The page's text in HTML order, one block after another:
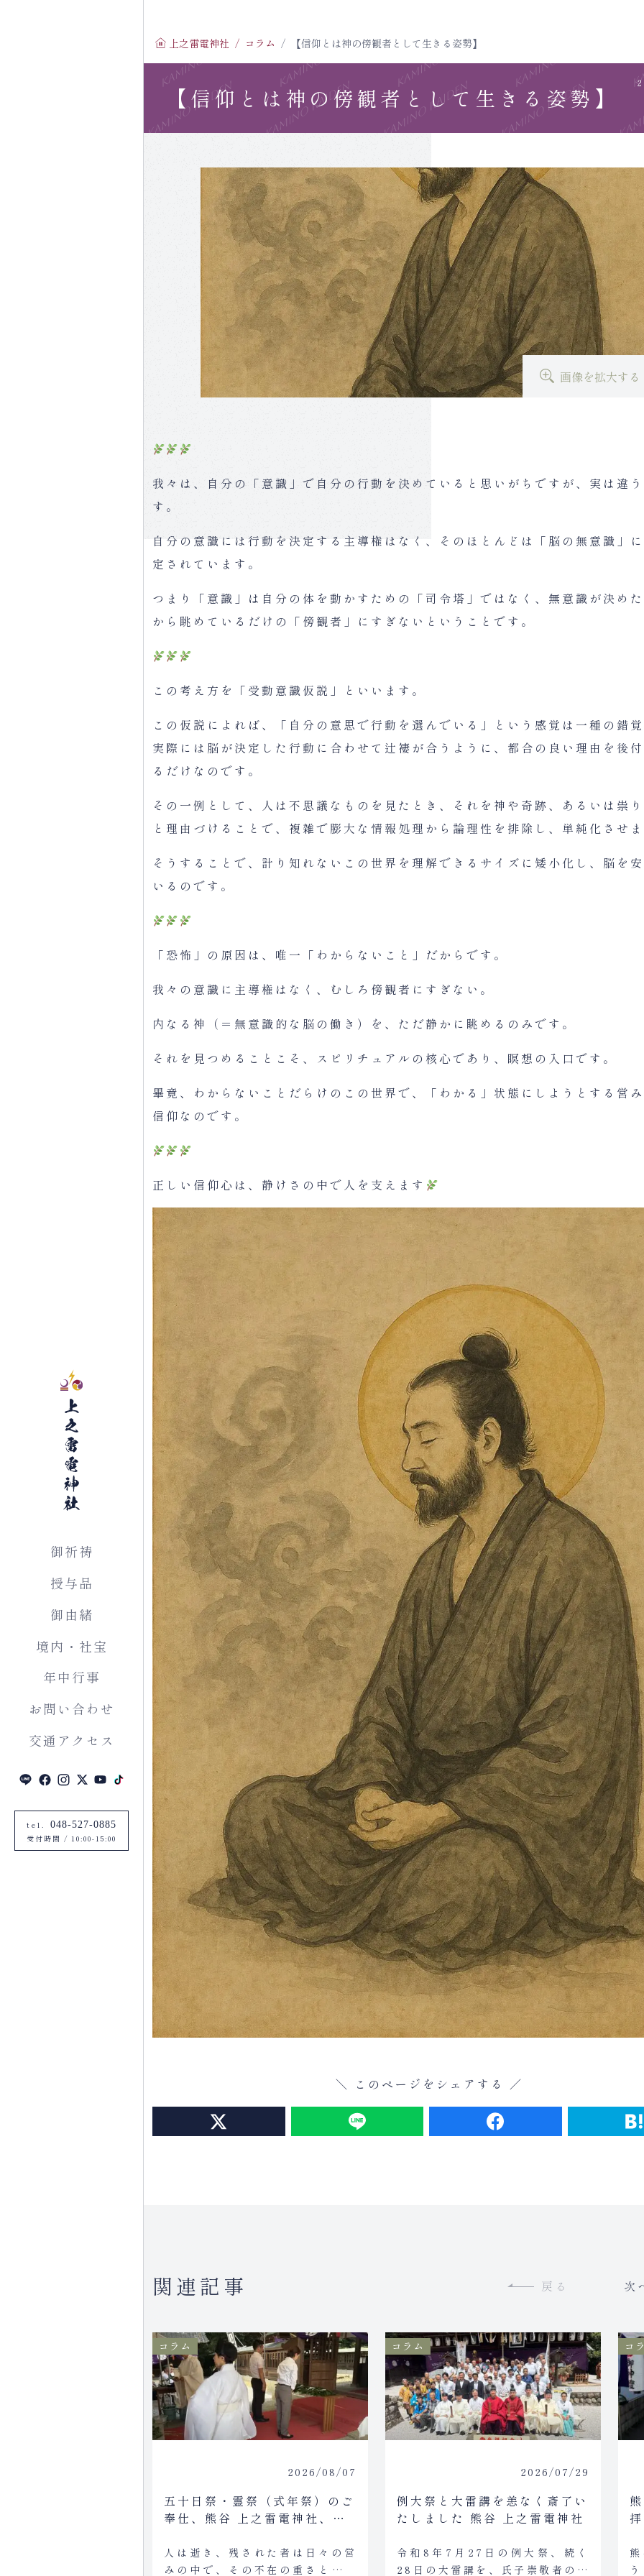
御祈祷
授与品
御由緒
境内・社宝
年中行事
お問い合わせ
交通アクセス
tel.
048-527-0885
受付時間 / 10:00-15:00
上之雷電神社 コラム 【信仰とは神の傍観者として生きる姿勢】
【信仰とは神の傍観者として生きる姿勢】
画像を拡大する
我々は、自分の「意識」で自分の行動を決めていると思いがちですが、実は違
す。
自分の意識には行動を決定する主導権はなく、そのほとんどは「脳の無意識」
定されています。
つまり「意識」は自分の体を動かすための「司令塔」ではなく、無意識が決め
から眺めているだけの「傍観者」にすぎないということです。
この考え方を「受動意識仮説」といいます。
この仮説によれば、「自分の意思で行動を選んでいる」という感覚は一種の錯
実際には脳が決定した行動に合わせて辻褄が合うように、都合の良い理由を後
るだけなのです。
その一例として、人は不思議なものを見たとき、それを神や奇跡、あるいは祟
と理由づけることで、複雑で膨大な情報処理から論理性を排除し、単純化させ
そうすることで、計り知れないこの世界を理解できるサイズに矮小化し、脳を
いるのです。
「恐怖」の原因は、唯一「わからないこと」だからです。
我々の意識に主導権はなく、むしろ傍観者にすぎない。
内なる神（＝無意識的な脳の働き）を、ただ静かに眺めるのみです。
それを見つめることこそ、スピリチュアルの核心であり、瞑想の入口です。
畢竟、わからないことだらけのこの世界で、「わかる」状態にしようとする営
信仰なのです。
正しい信仰心は、静けさの中で人を支えます
＼ このページをシェアする ／
関連記事
コラム
2026/08/07
五十日祭・霊祭（式年祭）のご
奉仕、熊谷 上之雷電神社、神
人は逝き、残された者は日々の営
みの中で、その不在の重さと向き
コラム
2026/07/29
例大祭と大雷講を恙なく斎了い
たしました 熊谷 上之雷電神社
令和8年7月27日の例大祭、続く
28日の大雷講を、氏子崇敬者の皆
コ